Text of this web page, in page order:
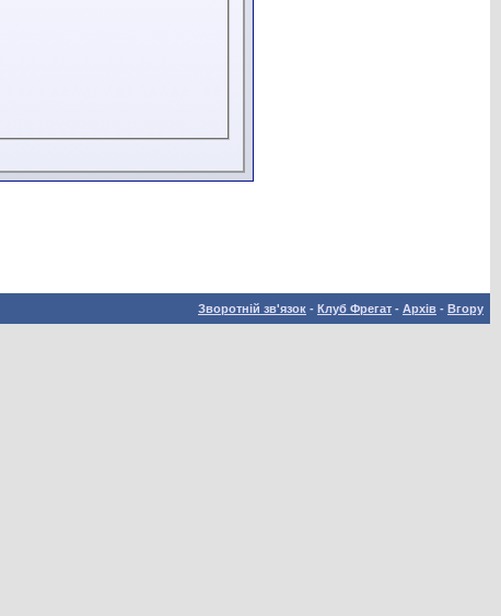
Зворотній зв'язок - Клуб Фрегат - Архів - Вгору